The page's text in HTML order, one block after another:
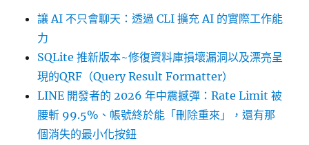
讓 AI 不只會聊天：透過 CLI 擴充 AI 的實際工作能
力
SQLite 推新版本~修復資料庫損壞漏洞以及漂亮呈
現的QRF（Query Result Formatter）
LINE 開發者的 2026 年中震撼彈：Rate Limit 被
腰斬 99.5%、帳號終於能「刪除重來」，還有那
個消失的最小化按鈕